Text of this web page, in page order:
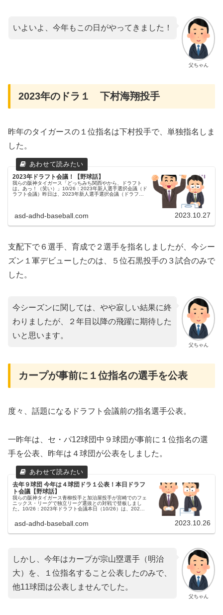
父ちゃん
いよいよ、今年もこの日がやってきました！
2023年のドラ１ 下村海翔投手
昨年のタイガースの１位指名は下村投手で、単独指名しま
した。
2023年ドラフト会議！【野球話】
我らの阪神タイガース「どっちみち関西やから、ドラフト
は。あっ！（笑い）」10/26：2023年新人選手選択会議（ド
ラフト会議）昨日は、2023年新人選手選択会議（ドラフト
asd-adhd-baseball.com 2023.10.27
支配下で６選手、育成で２選手を指名しましたが、今シー
ズン１軍デビューしたのは、５位石黒投手の３試合のみで
した。
父ちゃん
今シーズンに関しては、やや寂しい結果に終
わりましたが、２年目以降の飛躍に期待した
いと思います。
カープが事前に１位指名の選手を公表
度々、話題になるドラフト会議前の指名選手公表。
一昨年は、セ・パ12球団中９球団が事前に１位指名の選
手を公表、昨年は４球団が公表をしました。
去年９球団 今年は４球団ドラ１公表！本日ドラフ
ト会議【野球話】
我らの阪神タイガース青柳投手と加治屋投手が宮崎でのフェ
ニックス・リーグで独立リーグ選抜との対戦で登板しまし
た。10/26：2023年ドラフト会議本日（10/26）は、2023
asd-adhd-baseball.com 2023.10.26
父ちゃん
しかし、今年はカープが宗山塁選手（明治
大）を、１位指名すること公表したのみで、
他11球団は公表しませんでした。